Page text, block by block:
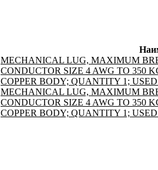
MECHANICAL LUG, MAXIMUM
CONDUCTOR SIZE 4 AWG TO 350
COPPER BODY; QUANTITY 1;
MECHANICAL LUG, MAXIMUM
CONDUCTOR SIZE 4 AWG TO 350
COPPER BODY; QUANTITY 1;